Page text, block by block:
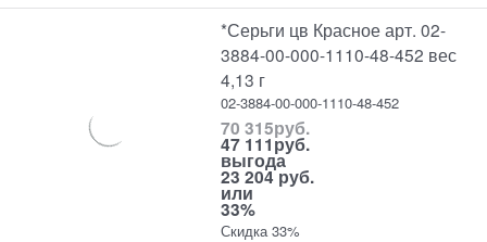
*Серьги цв Красное арт. 02-
3884-00-000-1110-48-452 вес
4,13 г
02-3884-00-000-1110-48-452
70 315руб.
47 111руб.
выгода
23 204 руб.
или
33%
Скидка 33%